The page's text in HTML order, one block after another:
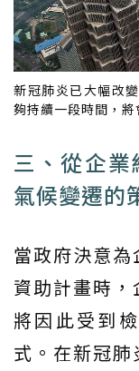
新冠肺炎已大幅改
夠持續一段時間，
三、從企
氣候變遷的
當政府決意
資助計畫時
將因此受到
式。在新冠